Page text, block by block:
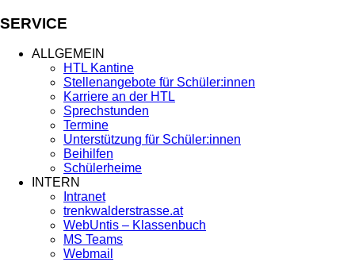
SERVICE
ALLGEMEIN
HTL Kantine
Stellenangebote für Schüler:innen
Karriere an der HTL
Sprechstunden
Termine
Unterstützung für Schüler:innen
Beihilfen
Schülerheime
INTERN
Intranet
trenkwalderstrasse.at
WebUntis – Klassenbuch
MS Teams
Webmail